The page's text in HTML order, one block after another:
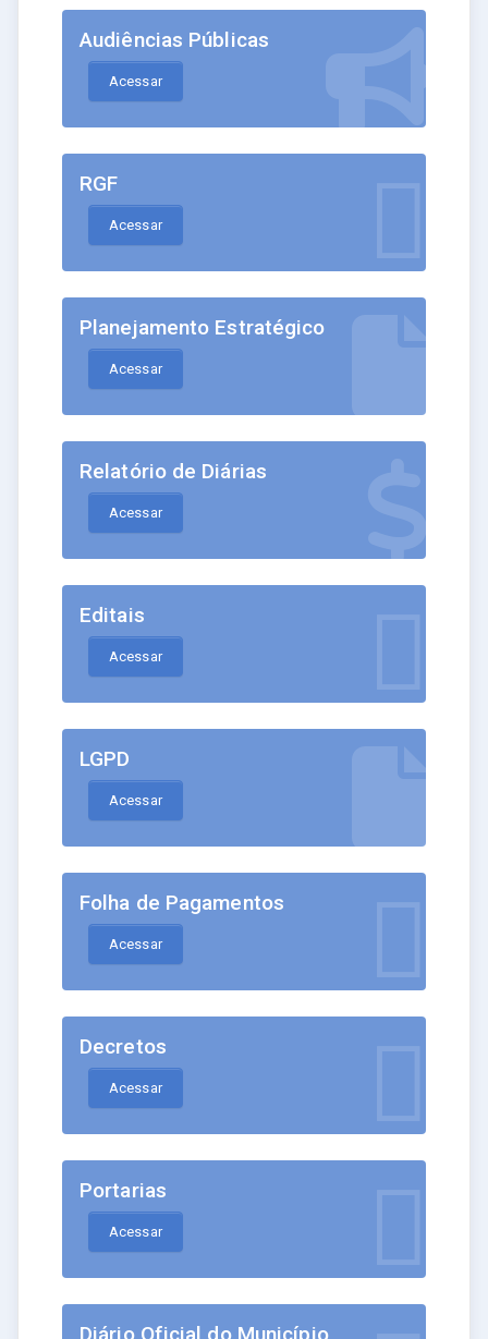
Audiências Públicas
Acessar
RGF
Acessar
Planejamento Estratégico
Acessar
Relatório de Diárias
Acessar
Editais
Acessar
LGPD
Acessar
Folha de Pagamentos
Acessar
Decretos
Acessar
Portarias
Acessar